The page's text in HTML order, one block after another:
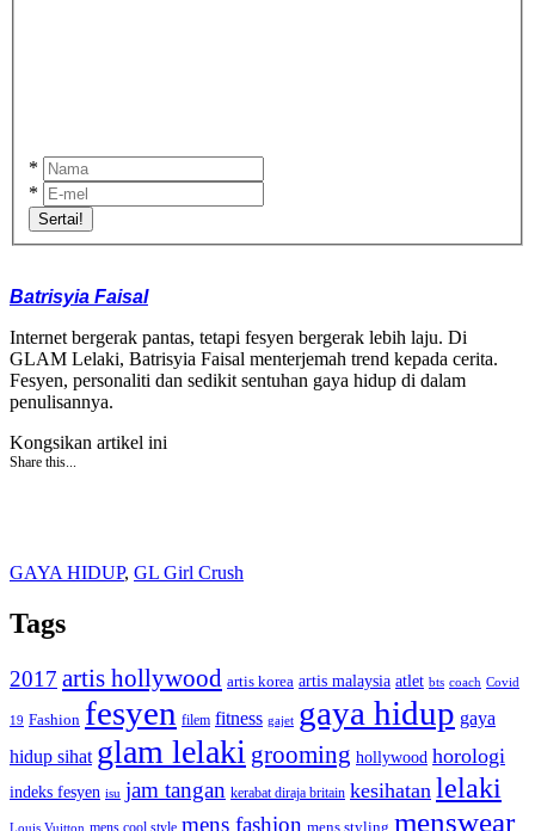
*
*
Sertai!
Batrisyia Faisal
Internet bergerak pantas, tetapi fesyen bergerak lebih laju. Di
GLAM Lelaki, Batrisyia Faisal menterjemah trend kepada cerita.
Fesyen, personaliti dan sedikit sentuhan gaya hidup di dalam
penulisannya.
Kongsikan artikel ini
Share this...
GAYA HIDUP, GL Girl Crush
Tags
2017 artis hollywood artis korea artis malaysia atlet bts coach Covid
19 Fashion fesyen filem fitness gajet gaya hidup gaya
hidup sihat glam lelaki grooming hollywood horologi
indeks fesyen isu jam tangan kerabat diraja britain kesihatan lelaki
Louis Vuitton mens cool style mens fashion mens styling menswear